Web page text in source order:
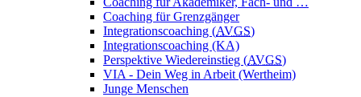
Coaching für Grenzgänger
Integrationscoaching (AVGS)
Integrationscoaching (KA)
Perspektive Wiedereinstieg (AVGS)
VIA - Dein Weg in Arbeit (Wertheim)
Junge Menschen